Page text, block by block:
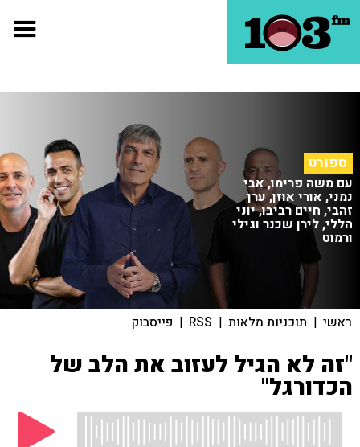
ספורט
עם משה פרימו, אבי
נמני, אורי אוזן, ערן
זהבי, חיים רביבו, יוני
הללי, לירן שכנר וגילי
ורמוט
ראשי | תוכניות מלאות |
RSS
| פייסבוק
"זה לא הגיל לעזוב את הלב של
הכדורגל"